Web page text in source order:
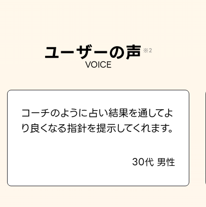
ユーザーの声 ※2
VOICE
コーチのように占い結果を通してよ
り良くなる指針を提示してくれます。
30代 男性